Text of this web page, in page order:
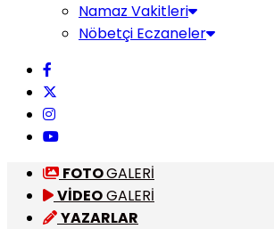
Namaz Vakitleri
Nöbetçi Eczaneler
FOTOGALERİ
VİDEOGALERİ
YAZARLAR